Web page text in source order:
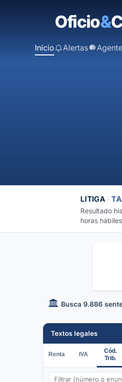
Inicio Alertas
LITIGA
Resultado
horas
Busca 9.886
Textos legales
Renta IVA
Cód.
Trib.